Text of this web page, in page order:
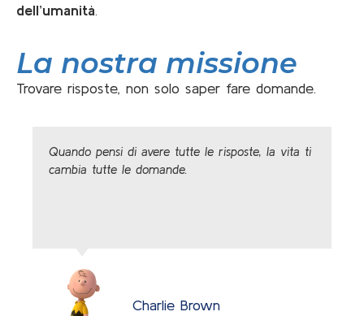
dell’umanità.
La nostra missione
Trovare risposte, non solo saper fare domande.
Quando pensi di avere tutte le risposte, la vita ti
cambia tutte le domande.
Charlie Brown